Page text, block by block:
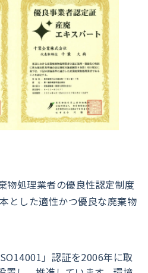
物処理業者の優良性認定制度
とした適性かつ優良な廃棄物
」認証を2006年に取